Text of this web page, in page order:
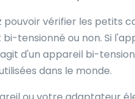
pouvoir vérifier les petits
bi-tensionné ou non. Si
d'un appareil bi-
dans le monde.